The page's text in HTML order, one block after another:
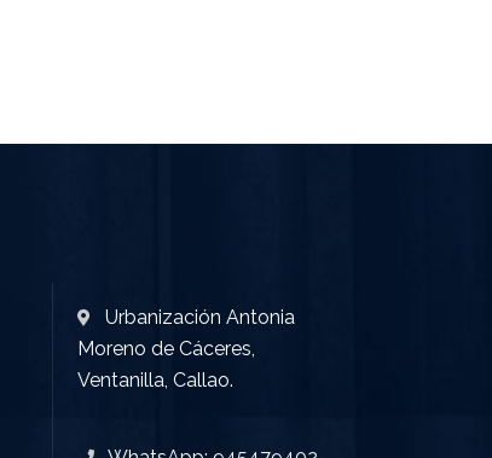
Urbanización Antonia
Moreno de Cáceres,
Ventanilla, Callao.